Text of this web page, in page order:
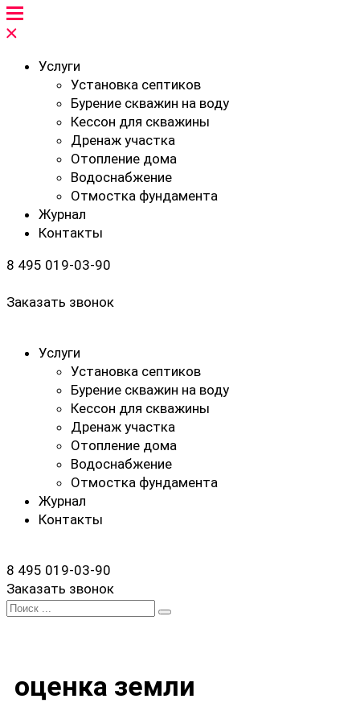
Услуги
Установка септиков
Бурение скважин на воду
Кессон для скважины
Дренаж участка
Отопление дома
Водоснабжение
Отмостка фундамента
Журнал
Контакты
8 495 019-03-90
Заказать звонок
Услуги
Установка септиков
Бурение скважин на воду
Кессон для скважины
Дренаж участка
Отопление дома
Водоснабжение
Отмостка фундамента
Журнал
Контакты
8 495 019-03-90
Заказать звонок
Search
оценка земли